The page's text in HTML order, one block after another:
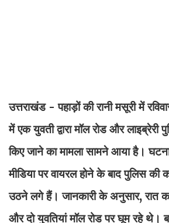
उत्तराखंड - पहाड़ों की रानी मसूरी में
में एक युवती द्वारा मॉल रोड और लाइब्रेरी
किए जाने का मामला सामने आया है।
मीडिया पर वायरल होने के बाद पुलिस की
उठने लगे हैं। जानकारी के अनुसार, रात
और दो युवतियां मॉल रोड पर घूम रहे थे।